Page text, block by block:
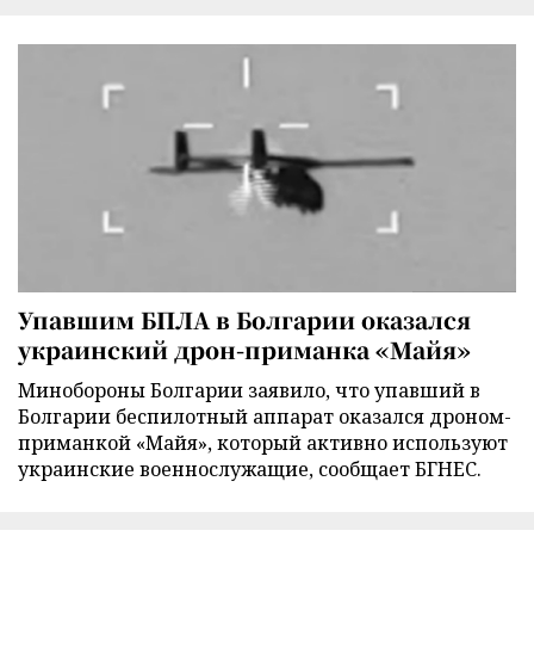
Упавшим БПЛА в Болгарии оказался
украинский дрон-приманка «Майя»
Минобороны Болгарии заявило, что упавший в
Болгарии беспилотный аппарат оказался дроном-
приманкой «Майя», который активно используют
украинские военнослужащие, сообщает БГНЕС.